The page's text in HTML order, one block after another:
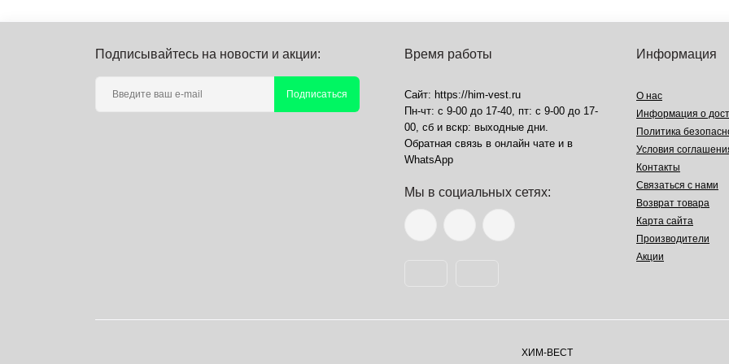
Подписывайтесь на новости и акции:
Подписаться
Время работы
Сайт: https://him-vest.ru
Пн-чт: с 9-00 до 17-40, пт: с 9-00 до 17-
00, сб и вскр: выходные дни.
Обратная связь в онлайн чате и в
WhatsApp
Мы в социальных сетях:
Информация
О нас
Информация о
Политика
Условия
Контакты
Связаться с нами
Возврат товара
Карта сайта
Производители
Акции
ХИМ-ВЕСТ